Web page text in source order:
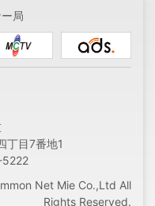
局
目7番地1
Net Mie Co.,Ltd All
Rights Reserved.